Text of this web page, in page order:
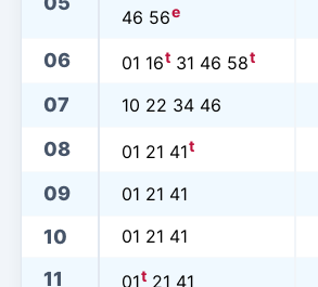
46 56e
06 01 16t 31 46 58t
07 10 22 34 46
08 01 21 41t
09 01 21 41
10 01 21 41
11 01t 21 41